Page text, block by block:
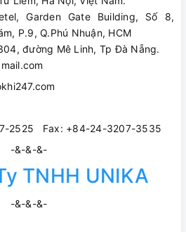
Garden Gate Building, Số 8,
P.9, Q.Phú Nhuận, HCM
đường Mê Linh, Tp Đà Nẵng.
2525 Fax: +84-24-3207-3535
-&-&-&-
TNHH UNIKA
-&-&-&-